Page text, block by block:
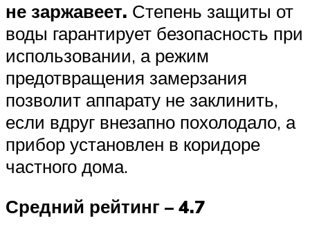
не заржавеет. Степень защиты от
воды гарантирует безопасность при
использовании, а режим
предотвращения замерзания
позволит аппарату не заклинить,
если вдруг внезапно похолодало, а
прибор установлен в коридоре
частного дома.
Средний рейтинг – 4.7